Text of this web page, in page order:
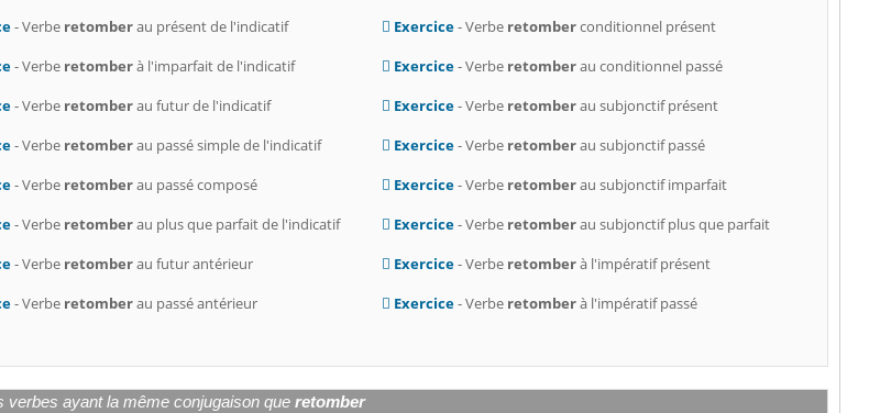
- Verbe retomberau présent de l'indicatif
- Verbe retomberà l'imparfait de l'indicatif
- Verbe retomberau futur de l'indicatif
- Verbe retomberau passé simple de l'indicatif
- Verbe retomberau passé composé
- Verbe retomberau plus que parfait de l'indicatif
- Verbe retomberau futur antérieur
- Verbe retomberau passé antérieur
Exercice- Verbe retomberconditionnel présent
Exercice- Verbe retomberau conditionnel passé
Exercice- Verbe retomberau subjonctif présent
Exercice- Verbe retomberau subjonctif passé
Exercice- Verbe retomberau subjonctif imparfait
Exercice- Verbe retomberau subjonctif plus que parfait
Exercice- Verbe retomberà l'impératif présent
Exercice- Verbe retomberà l'impératif passé
verbes ayant la même conjugaison queretomber